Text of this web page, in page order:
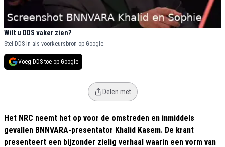
Wilt u DDS vaker zien?
Stel DDS in als voorkeursbron op Google.
Voeg DDS toe op Google
Delen met
Het NRC neemt het op voor de omstreden en inmiddels
gevallen BNNVARA-presentator Khalid Kasem. De krant
presenteert een bijzonder zielig verhaal waarin een vorm van